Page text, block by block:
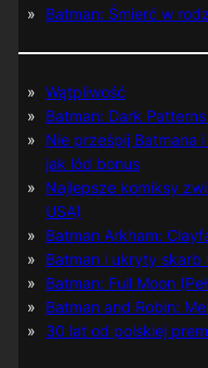
Batman: Śmierć w
Wątpliwość
Batman: Dark
Nie prześpij Batmana
jak lód bonus
Najlepsze komiksy
USA)
Batman Arkham:
Batman i ukryty skarb
Batman: Full Moon
Batman and Robin:
30 lat od polskiej